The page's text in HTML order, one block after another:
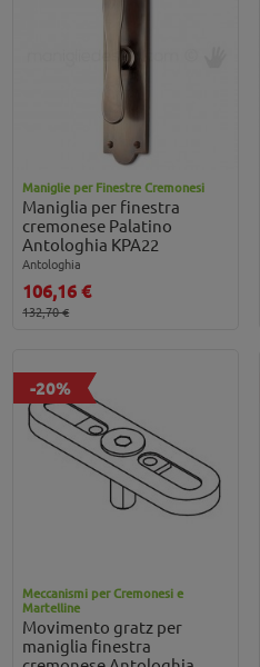
Maniglie per Finestre Cremonesi
Maniglia per finestra
cremonese Palatino
Antologhia KPA22
Antologhia
106,16 €
132,70 €
-20%
Meccanismi per Cremonesi e
Martelline
Movimento gratz per
maniglia finestra